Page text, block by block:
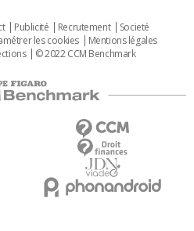
Publicité Recrutement
Societé
les cookies
Mentions légales
© 2022 CCM Benchmark